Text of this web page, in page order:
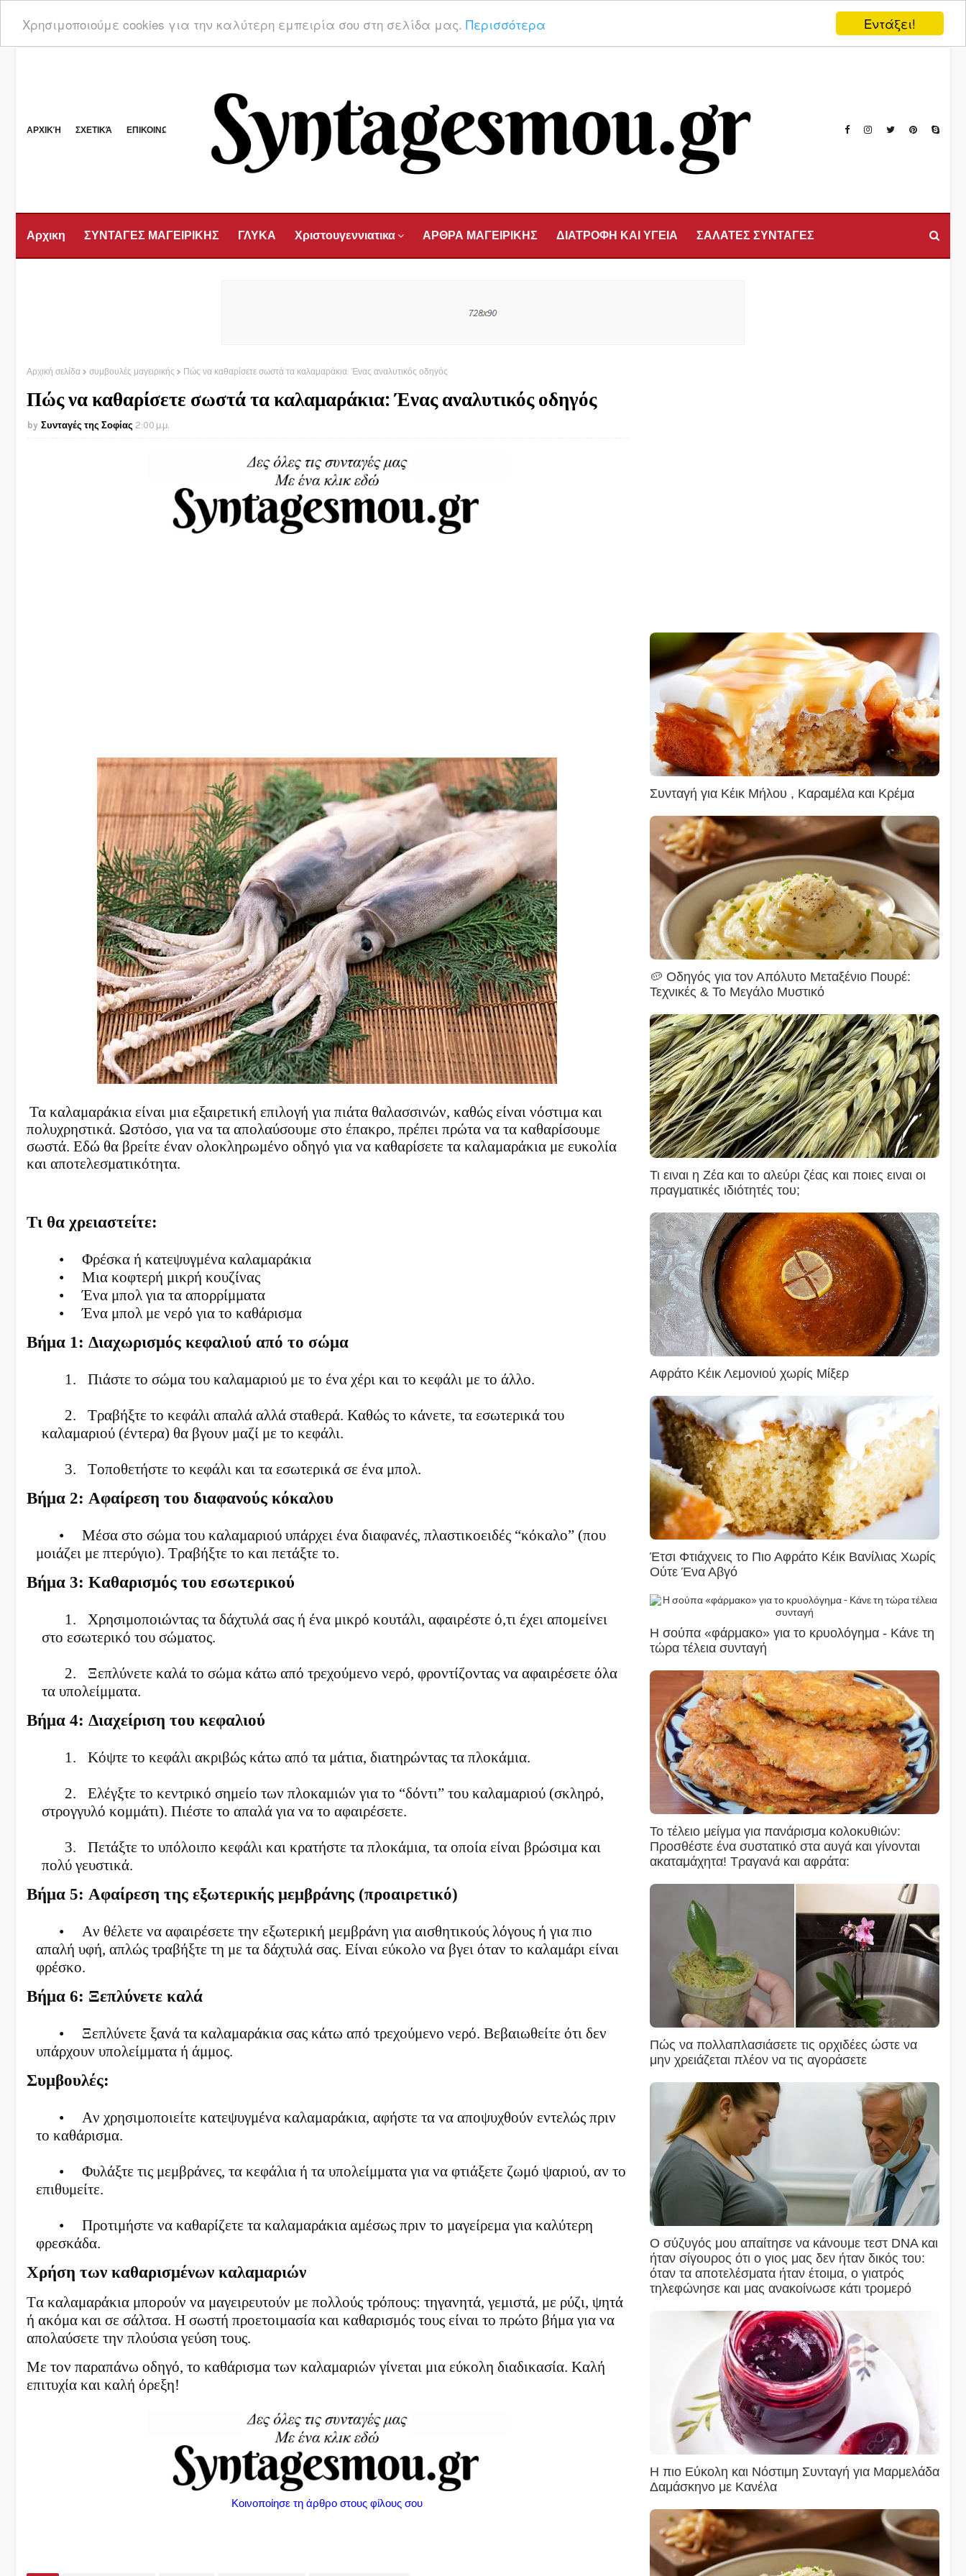
Εντάξει!
Χρησιμοποιούμε cookies για την καλύτερη εμπειρία σου στη σελίδα μας. Περισσότερα
ΑΡΧΙΚΉ ΣΧΕΤΙΚΆ ΕΠΙΚΟΙΝΩΝΊΑ
Αρχικη ΣΥΝΤΑΓΕΣ ΜΑΓΕΙΡΙΚΗΣ ΓΛΥΚΑ Χριστουγεννιατικα ΑΡΘΡΑ ΜΑΓΕΙΡΙΚΗΣ ΔΙΑΤΡΟΦΗ ΚΑΙ ΥΓΕΙΑ ΣΑΛΑΤΕΣ ΣΥΝΤΑΓΕΣ
Αρχική σελίδα συμβουλές μαγειρικής Πώς να καθαρίσετε σωστά τα καλαμαράκια: Ένας αναλυτικός οδηγός
Πώς να καθαρίσετε σωστά τα καλαμαράκια: Ένας αναλυτικός οδηγός
Συνταγές της Σοφίας 2:00 μ.μ.
Τα καλαμαράκια είναι μια εξαιρετική επιλογή για πιάτα θαλασσινών, καθώς είναι νόστιμα και
πολυχρηστικά. Ωστόσο, για να τα απολαύσουμε στο έπακρο, πρέπει πρώτα να τα καθαρίσουμε
σωστά. Εδώ θα βρείτε έναν ολοκληρωμένο οδηγό για να καθαρίσετε τα καλαμαράκια με ευκολία
και αποτελεσματικότητα.
Τι θα χρειαστείτε:
•
Φρέσκα ή κατεψυγμένα καλαμαράκια
•
Μια κοφτερή μικρή κουζίνας
•
Ένα μπολ για τα απορρίμματα
•
Ένα μπολ με νερό για το καθάρισμα
Βήμα 1: Διαχωρισμός κεφαλιού από το σώμα
1. Πιάστε το σώμα του καλαμαριού με το ένα χέρι και το κεφάλι με το άλλο.
2.
Τραβήξτε το κεφάλι απαλά αλλά σταθερά. Καθώς το κάνετε, τα εσωτερικά του
καλαμαριού (έντερα) θα βγουν μαζί με το κεφάλι.
3. Τοποθετήστε το κεφάλι και τα εσωτερικά σε ένα μπολ.
Βήμα 2: Αφαίρεση του διαφανούς κόκαλου
•
Μέσα στο σώμα του καλαμαριού υπάρχει ένα διαφανές, πλαστικοειδές “κόκαλο” (που
μοιάζει με πτερύγιο). Τραβήξτε το και πετάξτε το.
Βήμα 3: Καθαρισμός του εσωτερικού
1.
Χρησιμοποιώντας τα δάχτυλά σας ή ένα μικρό κουτάλι, αφαιρέστε ό,τι έχει απομείνει
στο εσωτερικό του σώματος.
2.
Ξεπλύνετε καλά το σώμα κάτω από τρεχούμενο νερό, φροντίζοντας να αφαιρέσετε όλα
τα υπολείμματα.
Βήμα 4: Διαχείριση του κεφαλιού
1. Κόψτε το κεφάλι ακριβώς κάτω από τα μάτια, διατηρώντας τα πλοκάμια.
2.
Ελέγξτε το κεντρικό σημείο των πλοκαμιών για το “δόντι” του καλαμαριού (σκληρό,
στρογγυλό κομμάτι). Πιέστε το απαλά για να το αφαιρέσετε.
3.
Πετάξτε το υπόλοιπο κεφάλι και κρατήστε τα πλοκάμια, τα οποία είναι βρώσιμα και
πολύ γευστικά.
Βήμα 5: Αφαίρεση της εξωτερικής μεμβράνης (προαιρετικό)
•
Αν θέλετε να αφαιρέσετε την εξωτερική μεμβράνη για αισθητικούς λόγους ή για πιο
απαλή υφή, απλώς τραβήξτε τη με τα δάχτυλά σας. Είναι εύκολο να βγει όταν το καλαμάρι είναι
φρέσκο.
Βήμα 6: Ξεπλύνετε καλά
•
Ξεπλύνετε ξανά τα καλαμαράκια σας κάτω από τρεχούμενο νερό. Βεβαιωθείτε ότι δεν
υπάρχουν υπολείμματα ή άμμος.
Συμβουλές:
•
Αν χρησιμοποιείτε κατεψυγμένα καλαμαράκια, αφήστε τα να αποψυχθούν εντελώς πριν
το καθάρισμα.
•
Φυλάξτε τις μεμβράνες, τα κεφάλια ή τα υπολείμματα για να φτιάξετε ζωμό ψαριού, αν το
επιθυμείτε.
•
Προτιμήστε να καθαρίζετε τα καλαμαράκια αμέσως πριν το μαγείρεμα για καλύτερη
φρεσκάδα.
Χρήση των καθαρισμένων καλαμαριών
Τα καλαμαράκια μπορούν να μαγειρευτούν με πολλούς τρόπους: τηγανητά, γεμιστά, με ρύζι, ψητά
ή ακόμα και σε σάλτσα. Η σωστή προετοιμασία και καθαρισμός τους είναι το πρώτο βήμα για να
απολαύσετε την πλούσια γεύση τους.
Με τον παραπάνω οδηγό, το καθάρισμα των καλαμαριών γίνεται μια εύκολη διαδικασία. Καλή
επιτυχία και καλή όρεξη!
Κοινοποίησε τη άρθρο στους φίλους σου
Συνταγή για Κέικ Μήλου , Καραμέλα και Κρέμα
🥔 Οδηγός για τον Απόλυτο Μεταξένιο Πουρέ:
Τεχνικές & Το Μεγάλο Μυστικό
Τι ειναι η Ζέα και το αλεύρι ζέας και ποιες ειναι οι
πραγματικές ιδιότητές του;
Αφράτο Κέικ Λεμονιού χωρίς Μίξερ
Έτσι Φτιάχνεις το Πιο Αφράτο Κέικ Βανίλιας Χωρίς
Ούτε Ένα Αβγό
Η σούπα «φάρμακο» για το κρυολόγημα - Κάνε τη
τώρα τέλεια συνταγή
Το τέλειο μείγμα για πανάρισμα κολοκυθιών:
Προσθέστε ένα συστατικό στα αυγά και γίνονται
ακαταμάχητα! Τραγανά και αφράτα:
Πώς να πολλαπλασιάσετε τις ορχιδέες ώστε να
μην χρειάζεται πλέον να τις αγοράσετε
Ο σύζυγός μου απαίτησε να κάνουμε τεστ DNA και
ήταν σίγουρος ότι ο γιος μας δεν ήταν δικός του:
όταν τα αποτελέσματα ήταν έτοιμα, ο γιατρός
τηλεφώνησε και μας ανακοίνωσε κάτι τρομερό
Η πιο Εύκολη και Νόστιμη Συνταγή για Μαρμελάδα
Δαμάσκηνο με Κανέλα